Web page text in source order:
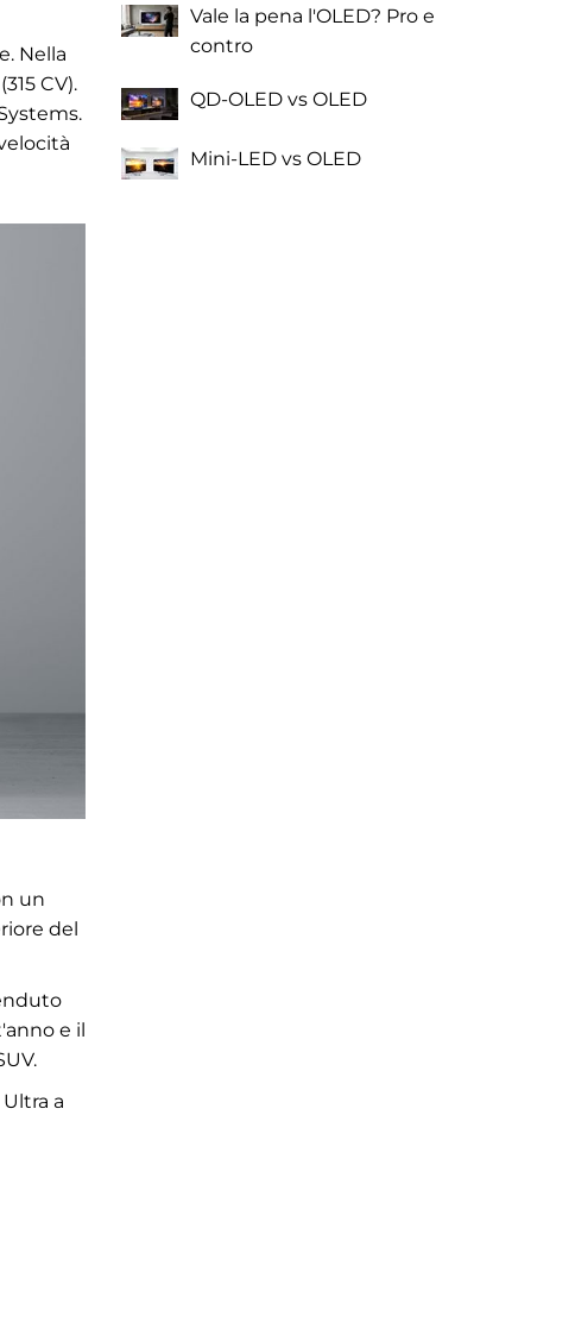
Nella
CV).
un
del
e il
a
Vale la pena l'OLED? Pro e
contro
QD-OLED vs OLED
Mini-LED vs OLED